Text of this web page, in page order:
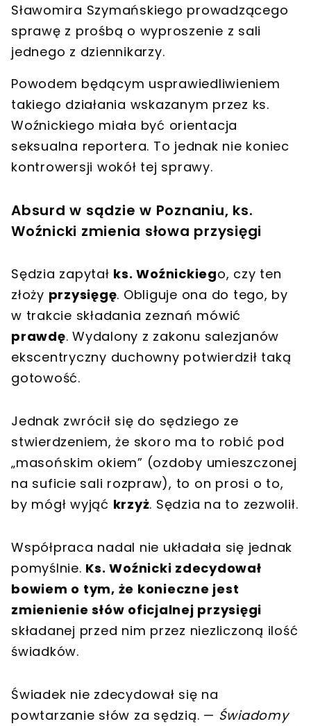
Sławomira Szymańskiego prowadzącego
sprawę z prośbą o wyproszenie z sali
jednego z dziennikarzy.
Powodem będącym usprawiedliwieniem
takiego działania wskazanym przez ks.
Woźnickiego miała być orientacja
seksualna reportera. To jednak nie koniec
kontrowersji wokół tej sprawy.
Absurd w sądzie w Poznaniu, ks.
Woźnicki zmienia słowa przysięgi
Sędzia zapytał ks. Woźnickiego, czy ten
złoży przysięgę. Obliguje ona do tego, by
w trakcie składania zeznań mówić
prawdę. Wydalony z zakonu salezjanów
ekscentryczny duchowny potwierdził taką
gotowość.
Jednak zwrócił się do sędziego ze
stwierdzeniem, że skoro ma to robić pod
„masońskim okiem” (ozdoby umieszczonej
na suficie sali rozpraw), to on prosi o to,
by mógł wyjąć krzyż. Sędzia na to zezwolił.
Współpraca nadal nie układała się jednak
pomyślnie. Ks. Woźnicki zdecydował
bowiem o tym, że konieczne jest
zmienienie słów oficjalnej przysięgi
składanej przed nim przez niezliczoną ilość
świadków.
Świadek nie zdecydował się na
powtarzanie słów za sędzią. — Świadomy